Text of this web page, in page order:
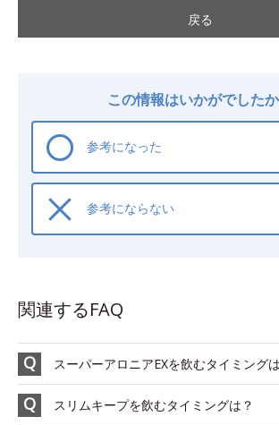
戻る
この情報はいかがでした
参考になった
参考にならない
関連するFAQ
スーパーアロニアEXを飲むタイミング
スリムキープを飲むタイミングは？